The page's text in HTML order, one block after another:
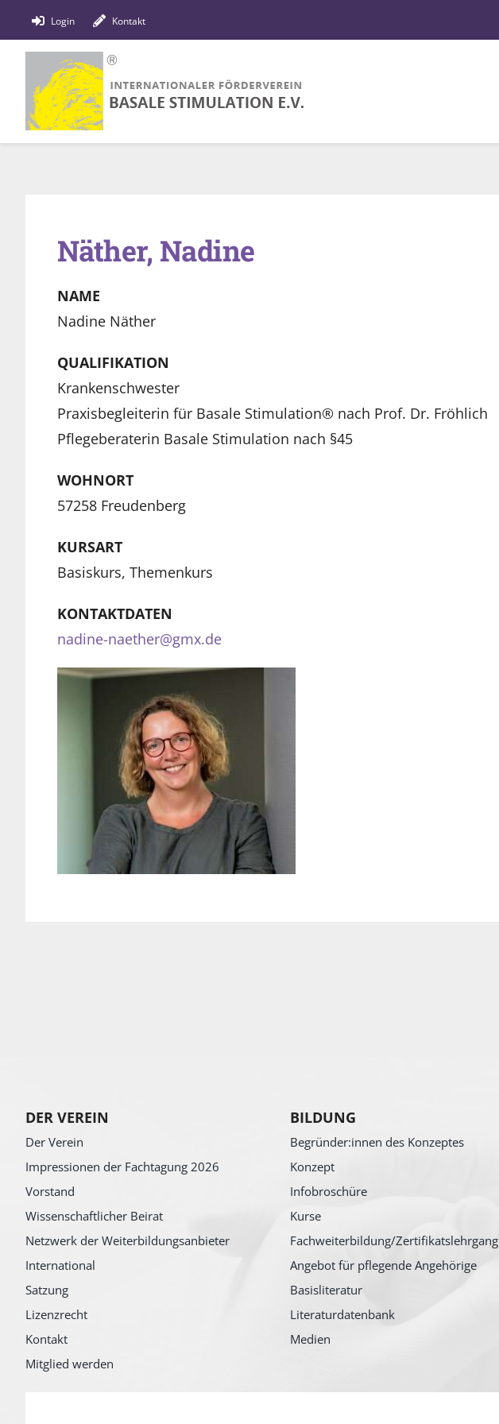
Inhalt
Login Kontakt
Näther, Nadine
NAME
Nadine Näther
QUALIFIKATION
Krankenschwester
Praxisbegleiterin für Basale Stimulation® nach Prof. Dr. Fröhlich
Pflegeberaterin Basale Stimulation nach §45
WOHNORT
57258 Freudenberg
KURSART
Basiskurs, Themenkurs
KONTAKTDATEN
nadine-naether@gmx.de
DER VEREIN
Der Verein
Impressionen der Fachtagung 2026
Vorstand
Wissenschaftlicher Beirat
Netzwerk der Weiterbildungsanbieter
International
Satzung
Lizenzrecht
Kontakt
Mitglied werden
BILDUNG
Begründer:innen des Konzeptes
Konzept
Infobroschüre
Kurse
Fachweiterbildung/Zertifikatslehrgang
Angebot für pflegende Angehörige
Basisliteratur
Literaturdatenbank
Medien